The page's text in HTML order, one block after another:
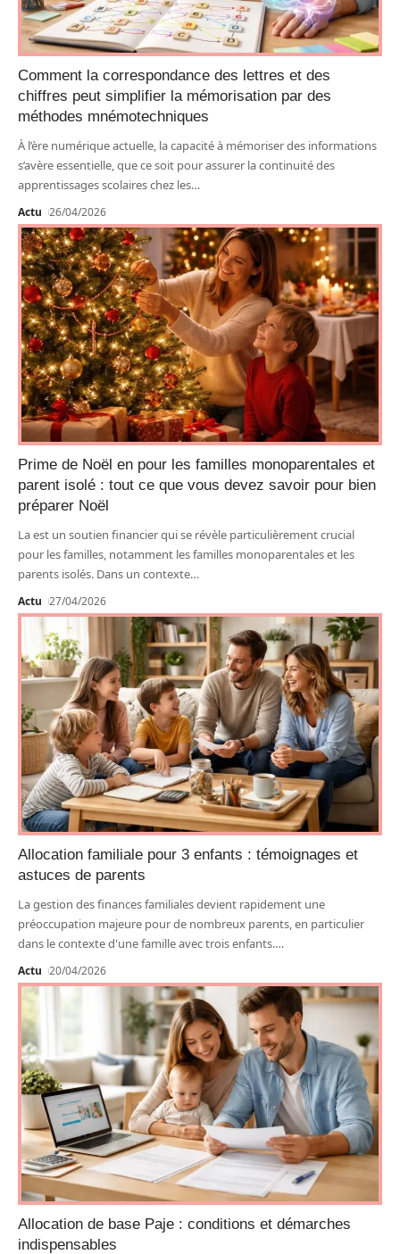
Comment la correspondance des lettres et des
chiffres peut simplifier la mémorisation par des
méthodes mnémotechniques
À l’ère numérique actuelle, la capacité à mémoriser des informations
s’avère essentielle, que ce soit pour assurer la continuité des
apprentissages scolaires chez les…
Actu 26/04/2026
Prime de Noël en pour les familles monoparentales et
parent isolé : tout ce que vous devez savoir pour bien
préparer Noël
La est un soutien financier qui se révèle particulièrement crucial
pour les familles, notamment les familles monoparentales et les
parents isolés. Dans un contexte…
Actu 27/04/2026
Allocation familiale pour 3 enfants : témoignages et
astuces de parents
La gestion des finances familiales devient rapidement une
préoccupation majeure pour de nombreux parents, en particulier
dans le contexte d'une famille avec trois enfants.…
Actu 20/04/2026
Allocation de base Paje : conditions et démarches
indispensables